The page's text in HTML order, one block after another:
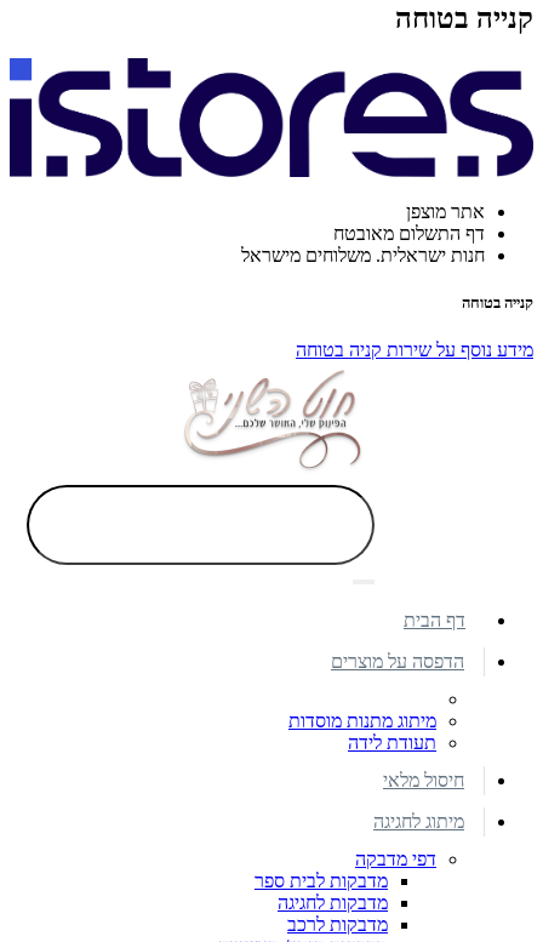
קנייה בטוחה
אתר מוצפן
דף התשלום מאובטח
חנות ישראלית. משלוחים מישראל
קנייה בטוחה
מידע נוסף על שירות קניה בטוחה
דף הבית
הדפסה על מוצרים
מיתוג מתנות מוסדות
תעודת לידה
חיסול מלאי
מיתוג לחגיגה
דפי מדבקה
מדבקות לבית ספר
מדבקות לחגיגה
מדבקות לרכב